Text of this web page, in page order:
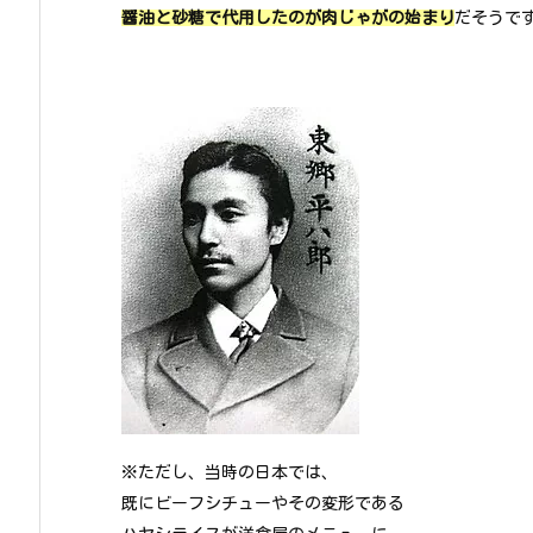
醤油と砂糖で代用したのが肉じゃがの始まりだそうで
※ただし、当時の日本では、
既にビーフシチューやその変形である